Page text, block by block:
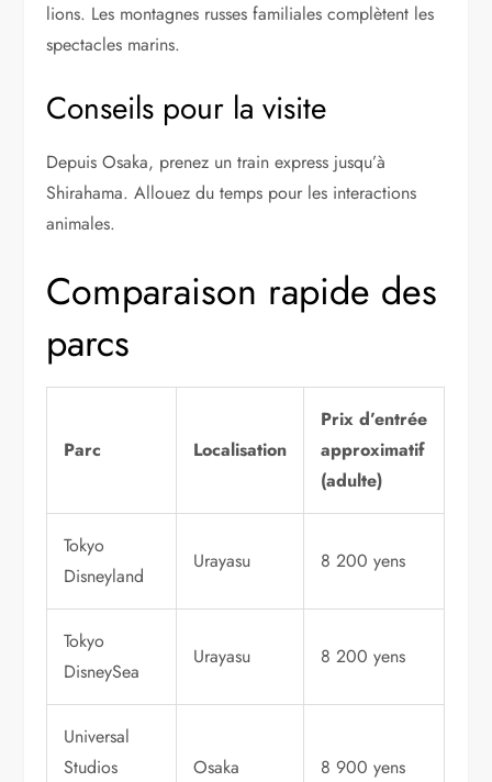
lions. Les montagnes russes familiales complètent les
spectacles marins.
Conseils pour la visite
Depuis Osaka, prenez un train express jusqu’à
Shirahama. Allouez du temps pour les interactions
animales.
Comparaison rapide des
parcs
Parc Localisation
Prix d’entrée
approximatif
(adulte)
Tokyo
Disneyland
Urayasu 8 200 yens
Tokyo
DisneySea
Urayasu 8 200 yens
Universal
Studios
Osaka 8 900 yens